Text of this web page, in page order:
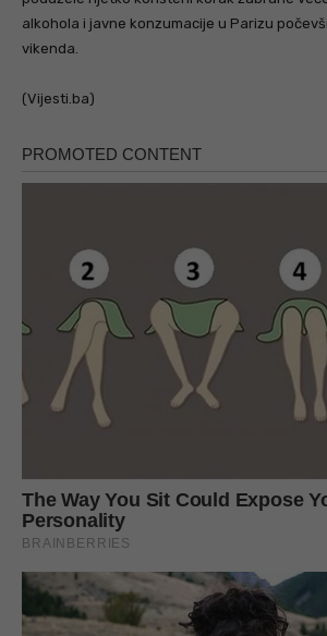
alkohola i javne konzumacije u Parizu
vikenda.
(Vijesti.ba)